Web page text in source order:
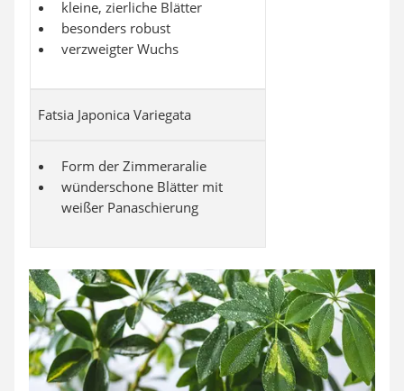
kleine, zierliche Blätter
besonders robust
verzweigter Wuchs
Fatsia Japonica Variegata
Form der Zimmeraralie
wünderschone Blätter mit
weißer Panaschierung